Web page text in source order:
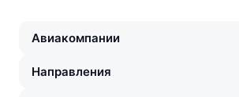
Авиакомпании
Направления